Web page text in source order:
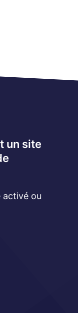
un site
activé ou